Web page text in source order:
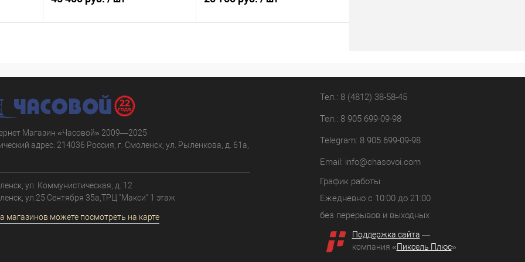
Купить в 1 клик
К сравнению
В избранное
Купить в 1 клик
К сравнению
В наличии
Магазин «Часовой» 2009—2025
адрес: 214036 Россия, г. Смоленск, ул. Рыленкова, д. 61а,
ул. Коммунистическая, д. 12
ул.25 Сентября 35а,ТРЦ "Макси" 1 этаж
магазинов можете посмотреть на карте
Тел.: 8 (4812) 38-58-45
Тел.: 8 905 699-09-98
Telegram: 8 905 699-09-98
Email: info@chasovoi.com
График работы
Ежедневно с 10:00 до 21:00
без перерывов и выходных
Поддержка сайта —
компания «Пиксель Плюс»